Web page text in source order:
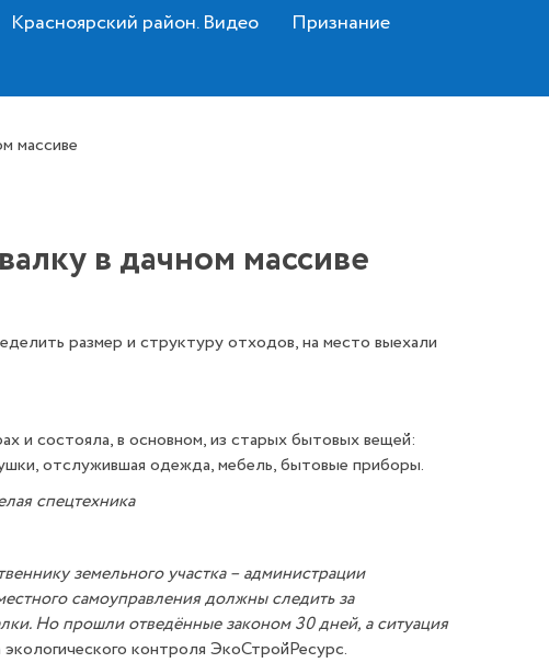
Красноярский район. Видео
Признание
массиве
в дачном массиве
размер и структуру отходов, на место выехали
и состояла, в основном, из старых бытовых вещей:
отслужившая одежда, мебель, бытовые приборы.
спецтехника
земельного участка – администрации
самоуправления должны следить за
Но прошли отведённые законом 30 дней, а ситуация
контроля ЭкоСтройРесурс.